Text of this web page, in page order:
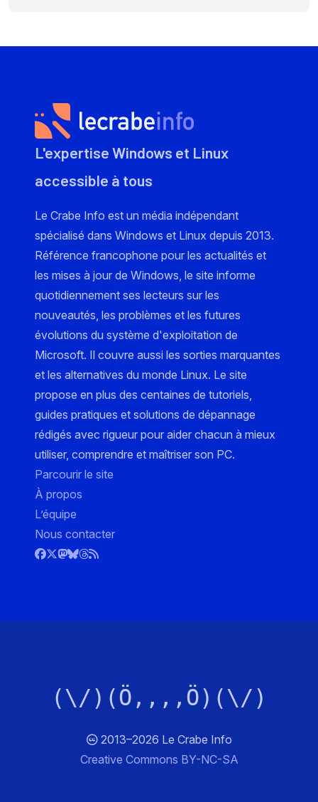
L'expertise Windows et Linux
accessible à tous
Le Crabe Info est un média indépendant
spécialisé dans Windows et Linux depuis 2013.
Référence francophone pour les actualités et
les mises à jour de Windows, le site informe
quotidiennement ses lecteurs sur les
nouveautés, les problèmes et les futures
évolutions du système d'exploitation de
Microsoft. Il couvre aussi les sorties marquantes
et les alternatives du monde Linux. Le site
propose en plus des centaines de tutoriels,
guides pratiques et solutions de dépannage
rédigés avec rigueur pour aider chacun à mieux
utiliser, comprendre et maîtriser son PC.
Parcourir le site
À propos
L’équipe
Nous contacter
(\/)(Ö,,,,Ö)(\/)
2013–2026 Le Crabe Info
Creative Commons BY-NC-SA